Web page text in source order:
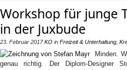
Workshop für junge
in der Juxbude
23. Februar 2017 KO in Freizeit & Unterhaltung
Minden.
genau richtig. Der Diplom-Designer